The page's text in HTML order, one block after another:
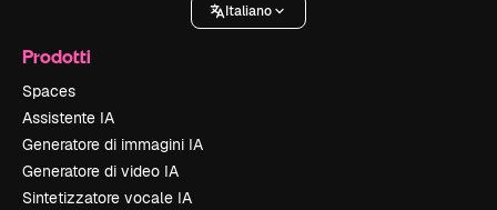
Italiano
Prodotti
Spaces
Assistente IA
Generatore di immagini IA
Generatore di video IA
Sintetizzatore vocale IA